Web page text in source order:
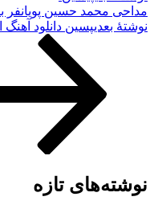
مداحی محمد حسین پویانفر
نوشته‌ٔ بعدیپسین دانلود
نوشته‌های تازه